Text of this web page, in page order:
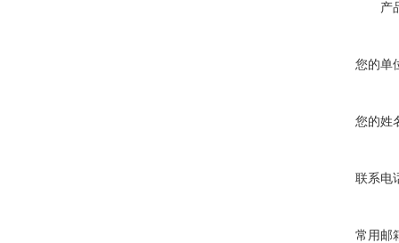
产
您的单
您的姓
联系电
常用邮